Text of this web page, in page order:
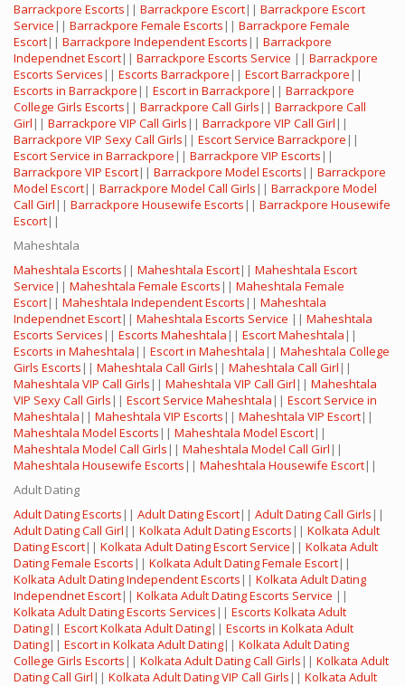
Barrackpore Escorts || Barrackpore Escort|| Barrackpore Escort
Service || Barrackpore Female Escorts || Barrackpore Female
Escort|| Barrackpore Independent Escorts || Barrackpore
Independnet Escort|| Barrackpore Escorts Service || Barrackpore
Escorts Services || Escorts Barrackpore || Escort Barrackpore ||
Escorts in Barrackpore || Escort in Barrackpore || Barrackpore
College Girls Escorts || Barrackpore Call Girls || Barrackpore Call
Girl || Barrackpore VIP Call Girls || Barrackpore VIP Call Girl ||
Barrackpore VIP Sexy Call Girls || Escort Service Barrackpore ||
Escort Service in Barrackpore || Barrackpore VIP Escorts ||
Barrackpore VIP Escort|| Barrackpore Model Escorts || Barrackpore
Model Escort|| Barrackpore Model Call Girls || Barrackpore Model
Call Girl || Barrackpore Housewife Escorts || Barrackpore Housewife
Escort||
Maheshtala
Maheshtala Escorts || Maheshtala Escort|| Maheshtala Escort
Service || Maheshtala Female Escorts || Maheshtala Female
Escort|| Maheshtala Independent Escorts || Maheshtala
Independnet Escort|| Maheshtala Escorts Service || Maheshtala
Escorts Services || Escorts Maheshtala || Escort Maheshtala ||
Escorts in Maheshtala || Escort in Maheshtala || Maheshtala College
Girls Escorts || Maheshtala Call Girls || Maheshtala Call Girl ||
Maheshtala VIP Call Girls || Maheshtala VIP Call Girl || Maheshtala
VIP Sexy Call Girls || Escort Service Maheshtala || Escort Service in
Maheshtala || Maheshtala VIP Escorts || Maheshtala VIP Escort||
Maheshtala Model Escorts || Maheshtala Model Escort||
Maheshtala Model Call Girls || Maheshtala Model Call Girl ||
Maheshtala Housewife Escorts || Maheshtala Housewife Escort||
Adult Dating
Adult Dating Escorts || Adult Dating Escort|| Adult Dating Call Girls ||
Adult Dating Call Girl || Kolkata Adult Dating Escorts || Kolkata Adult
Dating Escort|| Kolkata Adult Dating Escort Service || Kolkata Adult
Dating Female Escorts || Kolkata Adult Dating Female Escort||
Kolkata Adult Dating Independent Escorts || Kolkata Adult Dating
Independnet Escort|| Kolkata Adult Dating Escorts Service ||
Kolkata Adult Dating Escorts Services || Escorts Kolkata Adult
Dating|| Escort Kolkata Adult Dating|| Escorts in Kolkata Adult
Dating|| Escort in Kolkata Adult Dating|| Kolkata Adult Dating
College Girls Escorts || Kolkata Adult Dating Call Girls || Kolkata Adult
Dating Call Girl || Kolkata Adult Dating VIP Call Girls || Kolkata Adult